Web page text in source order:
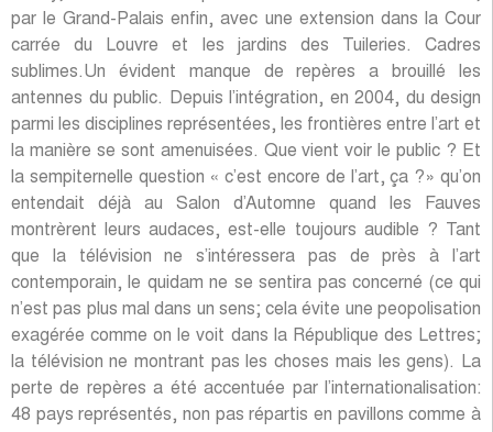
par le Grand-Palais enfin, avec une extension dans la Cour
carrée du Louvre et les jardins des Tuileries. Cadres
sublimes.Un évident manque de repères a brouillé les
antennes du public. Depuis l’intégration, en 2004, du design
parmi les disciplines représentées, les frontières entre l’art et
la manière se sont amenuisées. Que vient voir le public ? Et
la sempiternelle question « c’est encore de l’art, ça ?» qu’on
entendait déjà au Salon d’Automne quand les Fauves
montrèrent leurs audaces, est-elle toujours audible ? Tant
que la télévision ne s’intéressera pas de près à l’art
contemporain, le quidam ne se sentira pas concerné (ce qui
n’est pas plus mal dans un sens; cela évite une peopolisation
exagérée comme on le voit dans la République des Lettres;
la télévision ne montrant pas les choses mais les gens). La
perte de repères a été accentuée par l’internationalisation:
48 pays représentés, non pas répartis en pavillons comme à